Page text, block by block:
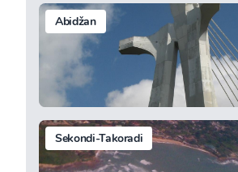
Abidžan
Sekondi-Takoradi